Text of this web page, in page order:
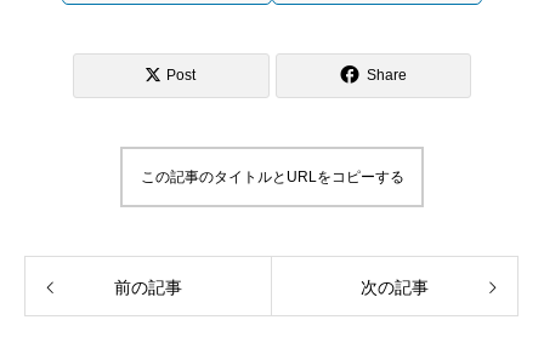
Post Share
この記事のタイトルとURLをコピーする
前の記事 次の記事